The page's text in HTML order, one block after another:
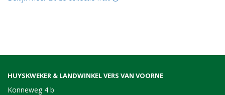
HUYSKWEKER & LANDWINKEL VERS VAN VOORNE
Konneweg 4 b